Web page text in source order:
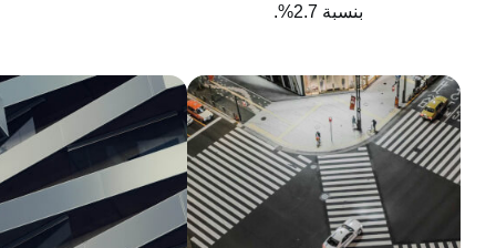
بنسبة 2.7%.